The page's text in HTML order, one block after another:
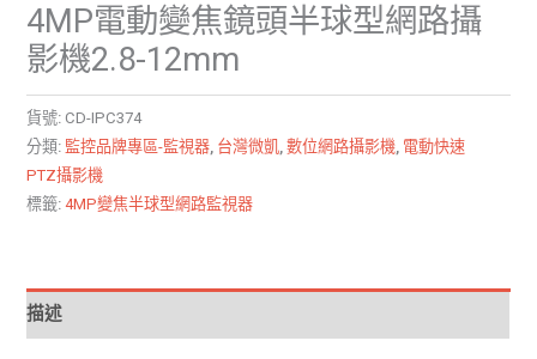
4MP電動變焦鏡頭半球型網路攝
影機2.8-12mm
貨號: CD-IPC374
分類: 監控品牌專區-監視器 台灣微凱 ,數位網路攝影機 電動快速
PTZ攝影機
標籤:4MP變焦半球型網路監視器
描述